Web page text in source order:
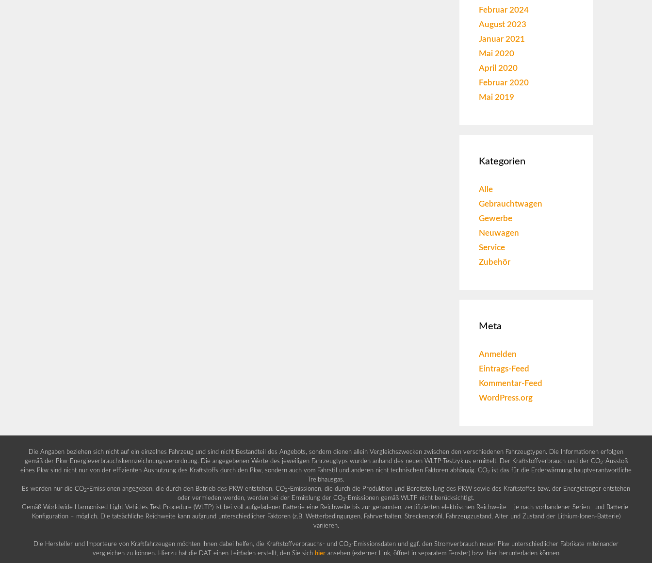
Februar 2024
August 2023
Januar 2021
Mai 2020
April 2020
Februar 2020
Mai 2019
Kategorien
Alle
Gebrauchtwagen
Gewerbe
Neuwagen
Service
Zubehör
Meta
Anmelden
Eintrags-Feed
Kommentar-Feed
WordPress.org
Die Angaben beziehen sich nicht auf ein einzelnes Fahrzeug und sind nicht Bestandteil des Angebots, sondern dienen allein Vergleichszwecken zwischen den verschiedenen Fahrzeugtypen. Die Informationen erfolgen
gemäß der Pkw-Energieverbrauchskennzeichnungsverordnung. Die angegebenen Werte des jeweiligen Fahrzeugtyps wurden anhand des neuen WLTP-Testzyklus ermittelt. Der Kraftstoffverbrauch und der CO2 -Ausstoß
eines Pkw sind nicht nur von der effizienten Ausnutzung des Kraftstoffs durch den Pkw, sondern auch vom Fahrstil und anderen nicht technischen Faktoren abhängig. CO2 ist das für die Erderwärmung hauptverantwortliche
Treibhausgas.
Es werden nur die CO2 -Emissionen angegeben, die durch den Betrieb des PKW entstehen. CO2 -Emissionen, die durch die Produktion und Bereitstellung des PKW sowie des Kraftstoffes bzw. der Energieträger entstehen
oder vermieden werden, werden bei der Ermittlung der CO2 -Emissionen gemäß WLTP nicht berücksichtigt.
Gemäß Worldwide Harmonised Light Vehicles Test Procedure (WLTP) ist bei voll aufgeladener Batterie eine Reichweite bis zur genannten, zertifizierten elektrischen Reichweite – je nach vorhandener Serien- und Batterie-
Konfiguration – möglich. Die tatsächliche Reichweite kann aufgrund unterschiedlicher Faktoren (z.B. Wetterbedingungen, Fahrverhalten, Streckenprofil, Fahrzeugzustand, Alter und Zustand der Lithium-Ionen-Batterie)
variieren.
Die Hersteller und Importeure von Kraftfahrzeugen möchten Ihnen dabei helfen, die Kraftstoffverbrauchs- und CO2 -Emissionsdaten und ggf. den Stromverbrauch neuer Pkw unterschiedlicher Fabrikate miteinander
vergleichen zu können. Hierzu hat die DAT einen Leitfaden erstellt, den Sie sich hier ansehen (externer Link, öffnet in separatem Fenster) bzw. hier herunterladen können